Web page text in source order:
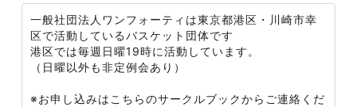
一般社団法人ワンフォーティは東京都港区・川崎市幸
区で活動しているバスケット団体です
港区では毎週日曜19時に活動しています。
（日曜以外も非定例会あり）
※お申し込みはこちらのサークルブックからご連絡くだ